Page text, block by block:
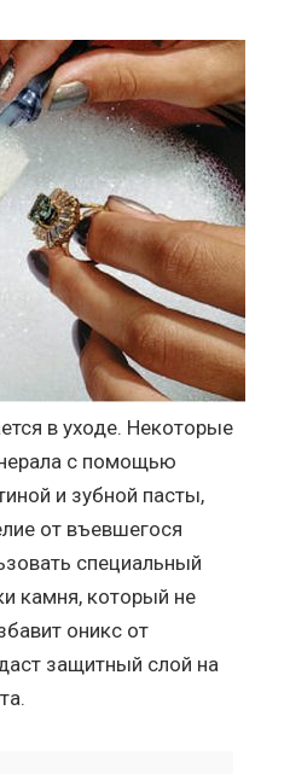
в уходе. Некоторые
с помощью
и зубной пасты,
от въевшегося
специальный
камня, который не
оникс от
защитный слой на